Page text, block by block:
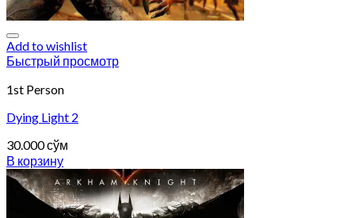
Add to wishlist
Быстрый просмотр
1st Person
Dying Light 2
30.000сўм
В корзину